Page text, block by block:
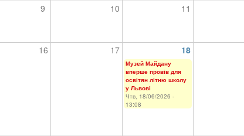
9 10 11
16 17 18
Музей Майдану
вперше провів для
освітян літню школу
у Львові
Чтв, 18/06/2026 -
13:08